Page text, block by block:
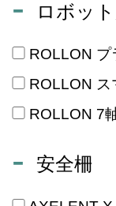
ロボッ
ROLLON プ
ROLLON ス
ROLLON 7
安全柵